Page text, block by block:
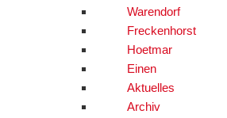
Warendorf
Freckenhorst
Hoetmar
Einen
Aktuelles
Archiv